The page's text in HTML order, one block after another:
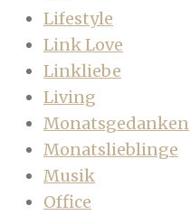
Lifestyle
Link Love
Linkliebe
Living
Monatsgedanken
Monatslieblinge
Musik
Office